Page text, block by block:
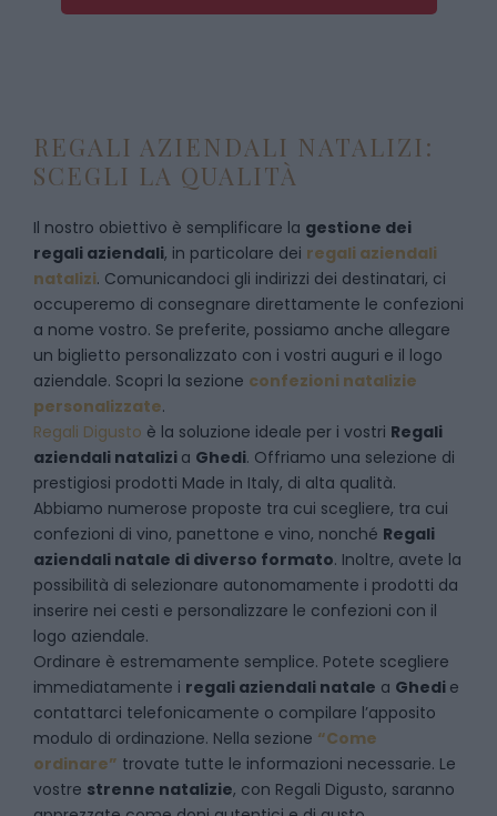
REGALI AZIENDALI NATALIZI:
SCEGLI LA QUALITÀ
Il nostro obiettivo è semplificare la gestione dei
regali aziendali, in particolare dei regali aziendali
natalizi. Comunicandoci gli indirizzi dei destinatari, ci
occuperemo di consegnare direttamente le confezioni
a nome vostro. Se preferite, possiamo anche allegare
un biglietto personalizzato con i vostri auguri e il logo
aziendale. Scopri la sezione confezioni natalizie
personalizzate.
Regali Digusto è la soluzione ideale per i vostri Regali
aziendali natalizi a Ghedi. Offriamo una selezione di
prestigiosi prodotti Made in Italy, di alta qualità.
Abbiamo numerose proposte tra cui scegliere, tra cui
confezioni di vino, panettone e vino, nonché Regali
aziendali natale di diverso formato. Inoltre, avete la
possibilità di selezionare autonomamente i prodotti da
inserire nei cesti e personalizzare le confezioni con il
logo aziendale.
Ordinare è estremamente semplice. Potete scegliere
immediatamente i regali aziendali natale a Ghedi e
contattarci telefonicamente o compilare l’apposito
modulo di ordinazione. Nella sezione “Come
ordinare” trovate tutte le informazioni necessarie. Le
vostre strenne natalizie, con Regali Digusto, saranno